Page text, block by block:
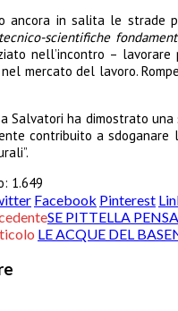
ancora in salita le strade
scientifiche
nell’incontro –
mercato del lavoro.
Salvatori ha dimostrato
contribuito a sdoganare
1.649
Facebook Pinterest
SE PITTELLA
LE ACQUE DEL